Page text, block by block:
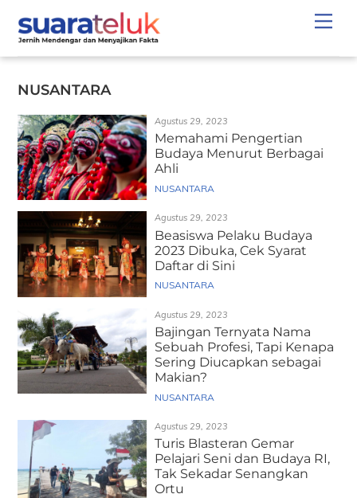
content
NUSANTARA
Agustus 29, 2023
Memahami Pengertian
Budaya Menurut Berbagai
Ahli
NUSANTARA
Agustus 29, 2023
Beasiswa Pelaku Budaya
2023 Dibuka, Cek Syarat
Daftar di Sini
NUSANTARA
Agustus 29, 2023
Bajingan Ternyata Nama
Sebuah Profesi, Tapi Kenapa
Sering Diucapkan sebagai
Makian?
NUSANTARA
Agustus 29, 2023
Turis Blasteran Gemar
Pelajari Seni dan Budaya RI,
Tak Sekadar Senangkan
Ortu